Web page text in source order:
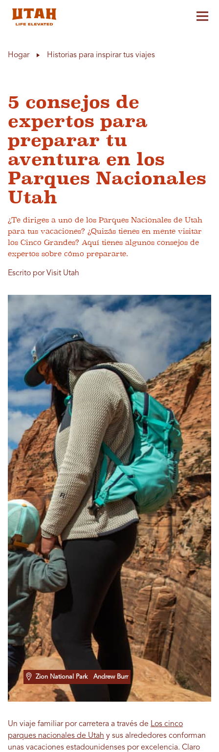
Hogar Historias para inspirar tus viajes
5 consejos de
expertos para
preparar tu
aventura en los
Parques Nacionales
Utah
¿Te diriges a uno de los Parques Nacionales de Utah
para tus vacaciones? ¿Quizás tienes en mente visitar
los Cinco Grandes? Aquí tienes algunos consejos de
expertos sobre cómo prepararte.
Escrito por Visit Utah
Zion National Park Andrew Burr
Un viaje familiar por carretera a través de Los cinco
parques nacionales de Utah y sus alrededores conforman
unas vacaciones estadounidenses por excelencia. Claro